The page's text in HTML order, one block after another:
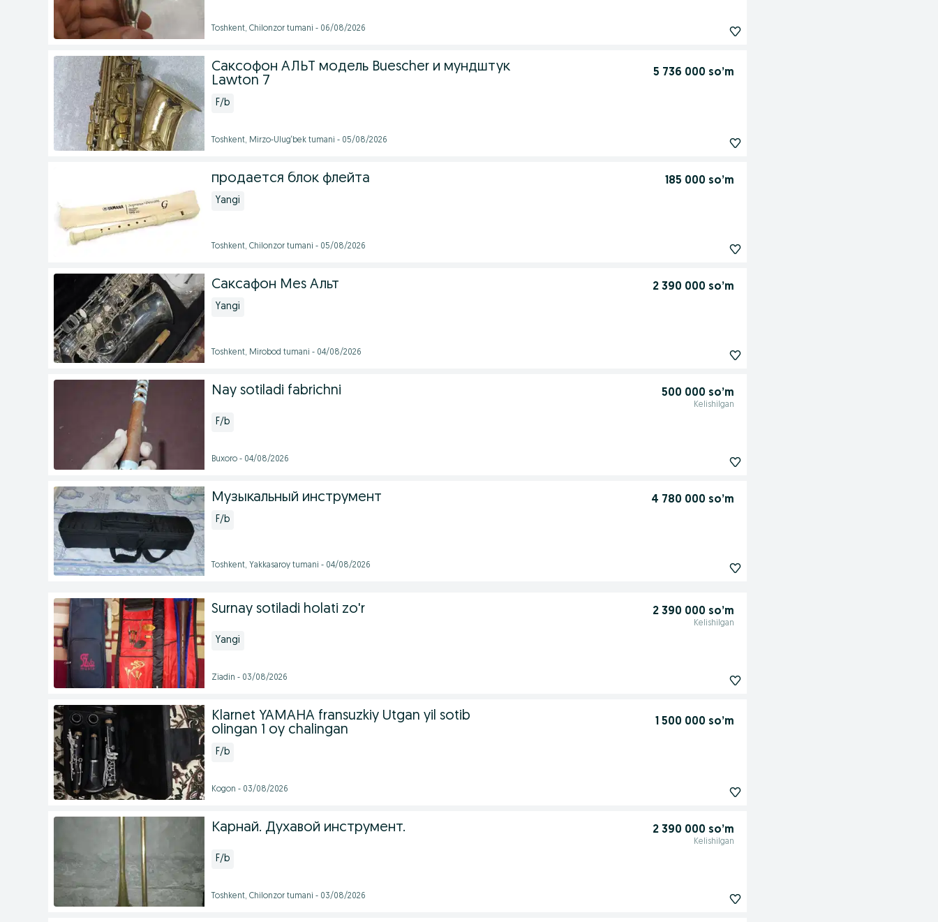
Toshkent, Chilonzor tumani - 06/08/2026
Саксофон АЛЬТ модель Buescher и мундштук
Lawton 7
5 736 000 so’m
F/b
Toshkent, Mirzo-Ulug‘bek tumani - 05/08/2026
продается блок флейта 185 000 so’m
Yangi
Toshkent, Chilonzor tumani - 05/08/2026
Саксафон Mes Альт 2 390 000 so’m
Yangi
Toshkent, Mirobod tumani - 04/08/2026
Nay sotiladi fabrichni 500 000 so’m
Kelishilgan
F/b
Buxoro - 04/08/2026
Музыкальный инструмент 4 780 000 so’m
F/b
Toshkent, Yakkasaroy tumani - 04/08/2026
Surnay sotiladi holati zo'r 2 390 000 so’m
Kelishilgan
Yangi
Ziadin - 03/08/2026
Klarnet YAMAHA fransuzkiy Utgan yil sotib
olingan 1 oy chalingan
1 500 000 so’m
F/b
Kogon - 03/08/2026
Карнай. Духавой инструмент. 2 390 000 so’m
Kelishilgan
F/b
Toshkent, Chilonzor tumani - 03/08/2026